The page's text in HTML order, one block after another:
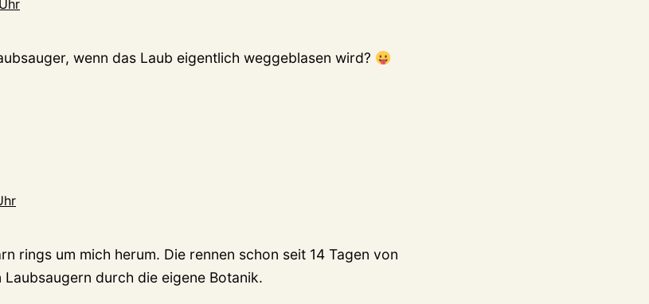
wenn das Laub eigentlich weggeblasen wird?
rings um mich herum. Die rennen schon seit 14 Tagen von
durch die eigene Botanik.